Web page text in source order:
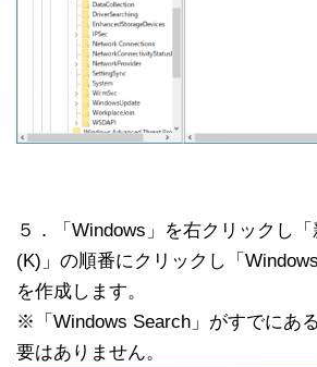
５．「Windows」を右クリックし
(K)」の順番にクリックし「
を作成します。
※「Windows Search」がすでにあ
要はありません。